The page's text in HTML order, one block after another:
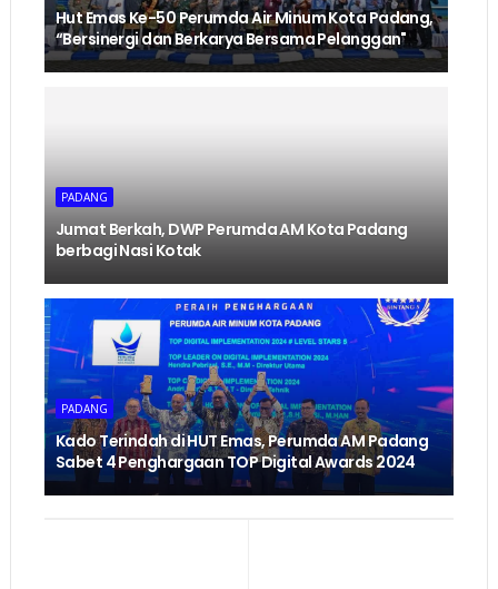
Hut Emas Ke-50 Perumda Air Minum Kota Padang,
“Bersinergi dan Berkarya Bersama Pelanggan"
PADANG
Jumat Berkah, DWP Perumda AM Kota Padang
berbagi Nasi Kotak
PADANG
Kado Terindah di HUT Emas, Perumda AM Padang
Sabet 4 Penghargaan TOP Digital Awards 2024